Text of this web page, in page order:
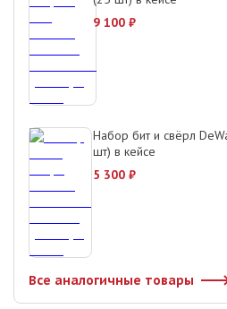
9 100 ₽
Набор бит и свёрл
шт) в кейсе
5 300 ₽
Все аналогичные товары